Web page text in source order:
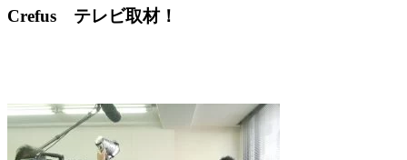
Crefus テレビ取材！